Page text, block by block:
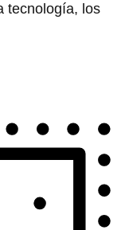
tecnología, los